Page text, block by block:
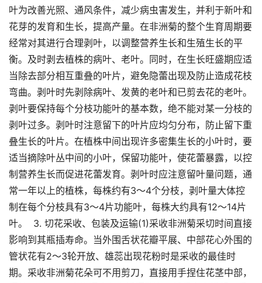
叶为改善光照、通风条件，减少病虫害发生，并利于新叶和
花芽的发育和生长，提高产量。在非洲菊的整个生育周期要
经常对其进行合理剥叶，以调整营养生长和生殖生长的平
衡。及时剥去植株的病叶、老叶。同时，在生长旺盛期应适
当除去部分相互重叠的叶片，避免隐蕾出现及防止造成花枝
弯曲。剥叶时先剥除病叶、发黄的老叶和已剪去花的老叶。
剥叶要保持每个分枝功能叶的基本数，绝不能对某一分枝的
剥叶过多。剥叶时注意留下的叶片应均匀分布，防止留下重
叠生长的叶片。在植株中间出现许多密集生长的小叶时，要
适当摘除叶丛中间的小叶，保留功能叶，使花蕾暴露，以控
制营养生长而促进花蕾发育。剥叶时应注意留叶量问题，通
常一年以上的植株，每株约有3～4个分枝，剥叶量大体控
制在每个分枝具有3～4片功能叶，每株大约具有12～14片
叶。 3. 切花采收、包装及运输(1)采收非洲菊采切时间直接
影响到其瓶插寿命。当外围舌状花瓣平展、中部花心外围的
管状花有2～3轮开放、雄蕊出现花粉时是采收的最佳时
期。采收非洲菊花朵可不用剪刀，直接用手捏住花茎中部，